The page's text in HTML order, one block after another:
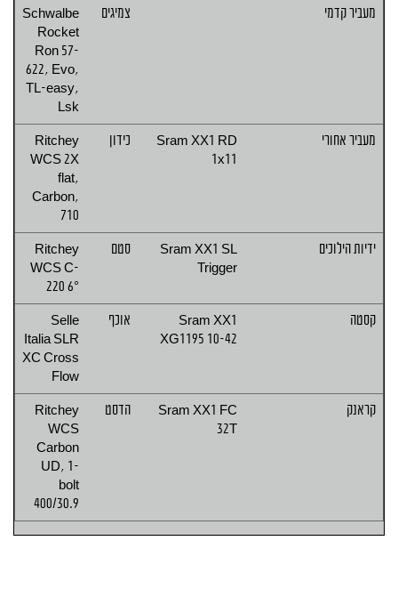
מעביר קדמי צמיגים
Schwalbe
Rocket
Ron 57-
622, Evo,
TL-easy,
Lsk
מעביר אחורי
Sram XX1 RD
1x11
כידון
Ritchey
WCS 2X
flat,
Carbon,
710
ידיות הילוכים
Sram XX1 SL
Trigger
סטם
Ritchey
WCS C-
220 6°
קסטה
Sram XX1
XG1195 10-42
אוכף
Selle
Italia SLR
XC Cross
Flow
קראנק
Sram XX1 FC
32T
הדסט
Ritchey
WCS
Carbon
UD, 1-
bolt
400/30.9